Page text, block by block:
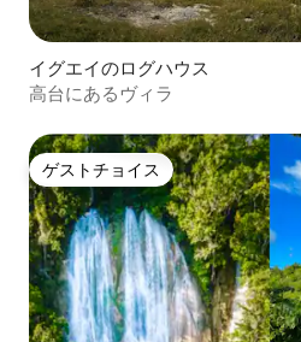
イグエイのログハウス
高台にあるヴィラ
ゲストチョイス
ゲストチョイス